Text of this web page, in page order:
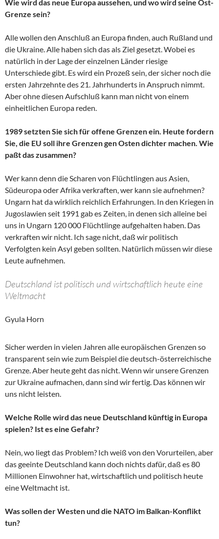
Wie wird das neue Europa aussehen, und wo wird seine Ost-
Grenze sein?
Alle wollen den Anschluß an Europa finden, auch Rußland und
die Ukraine. Alle haben sich das als Ziel gesetzt. Wobei es
natürlich in der Lage der einzelnen Länder riesige
Unterschiede gibt. Es wird ein Prozeß sein, der sicher noch die
ersten Jahrzehnte des 21. Jahrhunderts in Anspruch nimmt.
Aber ohne diesen Aufschluß kann man nicht von einem
einheitlichen Europa reden.
1989 setzten Sie sich für offene Grenzen ein. Heute fordern
Sie, die EU soll ihre Grenzen gen Osten dichter machen. Wie
paßt das zusammen?
Wer kann denn die Scharen von Flüchtlingen aus Asien,
Südeuropa oder Afrika verkraften, wer kann sie aufnehmen?
Ungarn hat da wirklich reichlich Erfahrungen. In den Kriegen in
Jugoslawien seit 1991 gab es Zeiten, in denen sich alleine bei
uns in Ungarn 120 000 Flüchtlinge aufgehalten haben. Das
verkraften wir nicht. Ich sage nicht, daß wir politisch
Verfolgten kein Asyl geben sollten. Natürlich müssen wir diese
Leute aufnehmen.
Deutschland ist politisch und wirtschaftlich heute eine
Weltmacht
Gyula Horn
Sicher werden in vielen Jahren alle europäischen Grenzen so
transparent sein wie zum Beispiel die deutsch-österreichische
Grenze. Aber heute geht das nicht. Wenn wir unsere Grenzen
zur Ukraine aufmachen, dann sind wir fertig. Das können wir
uns nicht leisten.
Welche Rolle wird das neue Deutschland künftig in Europa
spielen? Ist es eine Gefahr?
Nein, wo liegt das Problem? Ich weiß von den Vorurteilen, aber
das geeinte Deutschland kann doch nichts dafür, daß es 80
Millionen Einwohner hat, wirtschaftlich und politisch heute
eine Weltmacht ist.
Was sollen der Westen und die NATO im Balkan-Konflikt
tun?